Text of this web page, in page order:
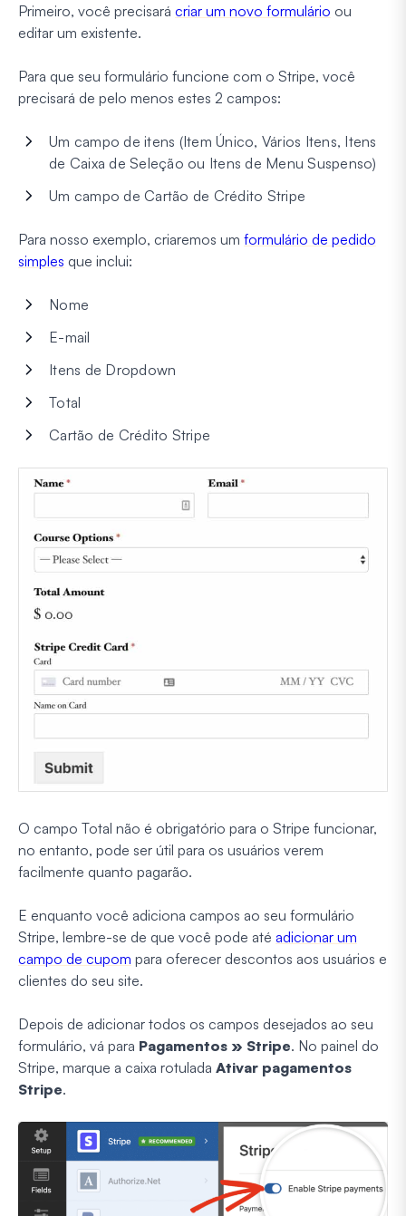
Primeiro, você precisará criar um novo formulário ou
editar um existente.
Para que seu formulário funcione com o Stripe, você
precisará de pelo menos estes 2 campos:
Um campo de itens (Item Único, Vários Itens, Itens
de Caixa de Seleção ou Itens de Menu Suspenso)
Um campo de Cartão de Crédito Stripe
Para nosso exemplo, criaremos um formulário de pedido
simples que inclui:
Nome
E-mail
Itens de Dropdown
Total
Cartão de Crédito Stripe
O campo Total não é obrigatório para o Stripe funcionar,
no entanto, pode ser útil para os usuários verem
facilmente quanto pagarão.
E enquanto você adiciona campos ao seu formulário
Stripe, lembre-se de que você pode até adicionar um
campo de cupom para oferecer descontos aos usuários e
clientes do seu site.
Depois de adicionar todos os campos desejados ao seu
formulário, vá para Pagamentos » Stripe. No painel do
Stripe, marque a caixa rotulada Ativar pagamentos
Stripe.